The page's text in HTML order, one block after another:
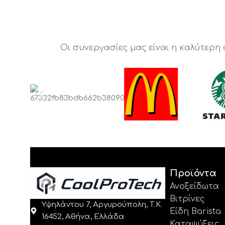
Οι συνεργασίες μας είναι η
Υψηλάντου 7, Αργυρούπολη, Τ.Κ.
16452, Αθήνα, Ελλάδα
Προϊόντα
Ανοξείδωτα
Βιτρίνες
Είδη Barista